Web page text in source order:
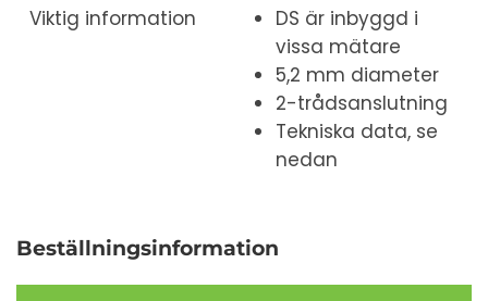
Viktig information
DS är inbyggd i
vissa mätare
5,2 mm diameter
2-trådsanslutning
Tekniska data, se
nedan
Beställningsinformation